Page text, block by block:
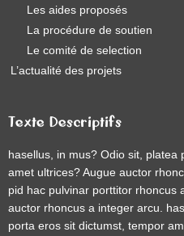
Les aides proposés
La procédure de soutien
Le comité de selection
L’actualité des projets
Texte Descriptifs
hasellus, in mus? Odio sit,
amet ultrices? Augue auctor
pid hac pulvinar porttitor rhoncus
auctor rhoncus a integer arcu.
porta eros sit dictumst, tempor